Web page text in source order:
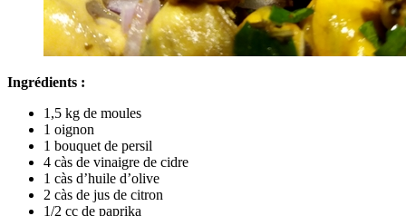
Ingrédients :
1,5 kg de moules
1 oignon
1 bouquet de persil
4 càs de vinaigre de cidre
1 càs d’huile d’olive
2 càs de jus de citron
1/2 cc de paprika